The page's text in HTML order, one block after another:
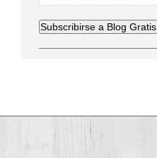
Subscribirse a Blog Gratis